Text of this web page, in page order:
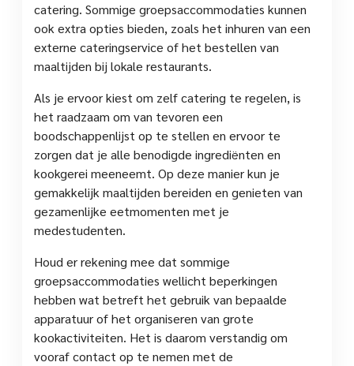
catering. Sommige groepsaccommodaties kunnen
ook extra opties bieden, zoals het inhuren van een
externe cateringservice of het bestellen van
maaltijden bij lokale restaurants.
Als je ervoor kiest om zelf catering te regelen, is
het raadzaam om van tevoren een
boodschappenlijst op te stellen en ervoor te
zorgen dat je alle benodigde ingrediënten en
kookgerei meeneemt. Op deze manier kun je
gemakkelijk maaltijden bereiden en genieten van
gezamenlijke eetmomenten met je
medestudenten.
Houd er rekening mee dat sommige
groepsaccommodaties wellicht beperkingen
hebben wat betreft het gebruik van bepaalde
apparatuur of het organiseren van grote
kookactiviteiten. Het is daarom verstandig om
vooraf contact op te nemen met de